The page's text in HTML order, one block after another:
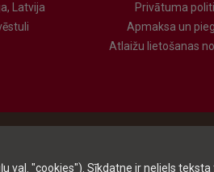
Latvija
Privātuma
Apmaksa un
Atlaižu lietošanas
"cookies"). Sīkdatne ir neliels